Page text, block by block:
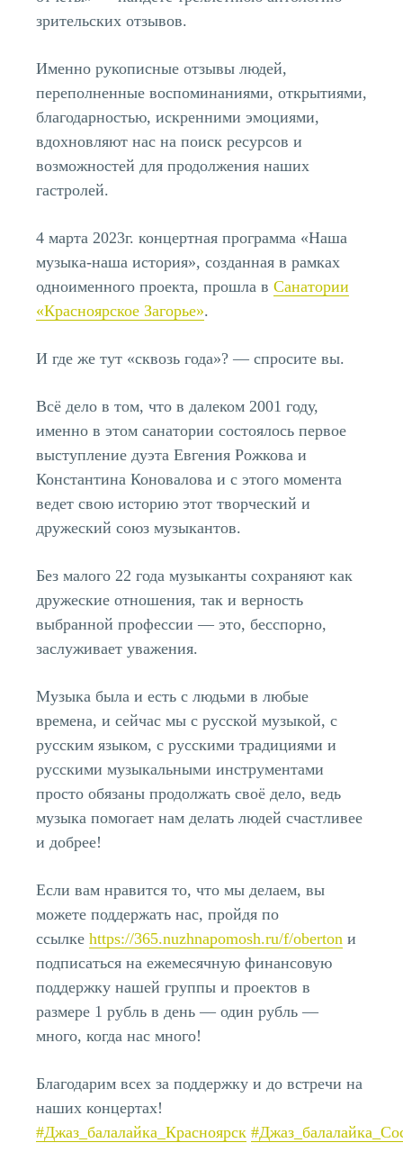
зрительских отзывов.
Именно рукописные отзывы людей,
переполненные воспоминаниями, открытиями,
благодарностью, искренними эмоциями,
вдохновляют нас на поиск ресурсов и
возможностей для продолжения наших
гастролей.
4 марта 2023г. концертная программа «Наша
музыка-наша история», созданная в рамках
одноименного проекта, прошла в Санатории
«Красноярское Загорье».
И где же тут «сквозь года»? — спросите вы.
Всё дело в том, что в далеком 2001 году,
именно в этом санатории состоялось первое
выступление дуэта Евгения Рожкова и
Константина Коновалова и с этого момента
ведет свою историю этот творческий и
дружеский союз музыкантов.
Без малого 22 года музыканты сохраняют как
дружеские отношения, так и верность
выбранной профессии — это, бесспорно,
заслуживает уважения.
Музыка была и есть с людьми в любые
времена, и сейчас мы с русской музыкой, с
русским языком, с русскими традициями и
русскими музыкальными инструментами
просто обязаны продолжать своё дело, ведь
музыка помогает нам делать людей счастливее
и добрее!
Если вам нравится то, что мы делаем, вы
можете поддержать нас, пройдя по
ссылке https://365.nuzhnapomosh.ru/f/oberton и
подписаться на ежемесячную финансовую
поддержку нашей группы и проектов в
размере 1 рубль в день — один рубль —
много, когда нас много!
Благодарим всех за поддержку и до встречи на
наших концертах!
#Джаз_балалайка_Красноярск